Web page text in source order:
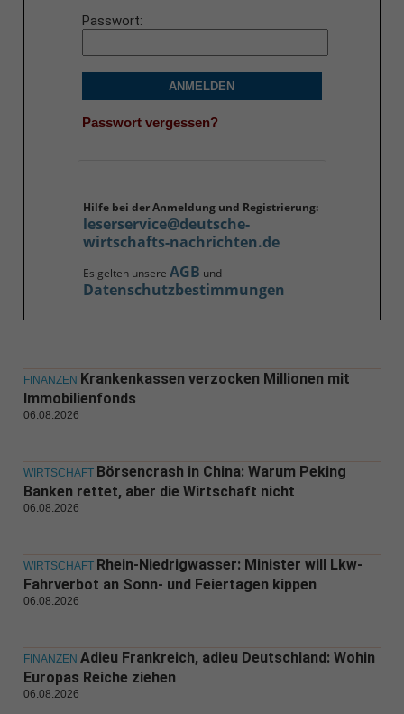
Passwort
ANMELDEN
Passwort vergessen?
Hilfe bei der Anmeldung und Registrierung:
leserservice@deutsche-
wirtschafts-nachrichten.de
Es gelten unsere AGB und
Datenschutzbestimmungen
FINANZEN Krankenkassen verzocken Millionen mit
Immobilienfonds
06.08.2026
WIRTSCHAFT Börsencrash in China: Warum Peking
Banken rettet, aber die Wirtschaft nicht
06.08.2026
WIRTSCHAFT Rhein-Niedrigwasser: Minister will Lkw-
Fahrverbot an Sonn- und Feiertagen kippen
06.08.2026
FINANZEN Adieu Frankreich, adieu Deutschland: Wohin
Europas Reiche ziehen
06.08.2026